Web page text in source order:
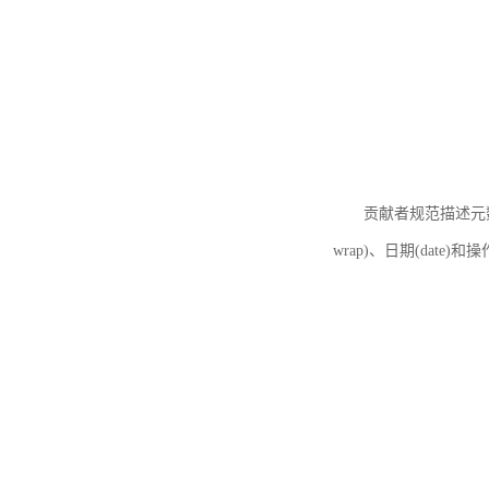
贡献者规范描述
wrap)、日期(date)和操